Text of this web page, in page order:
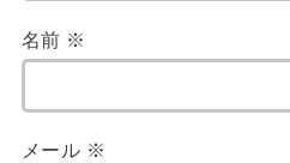
名前 ※
メール ※